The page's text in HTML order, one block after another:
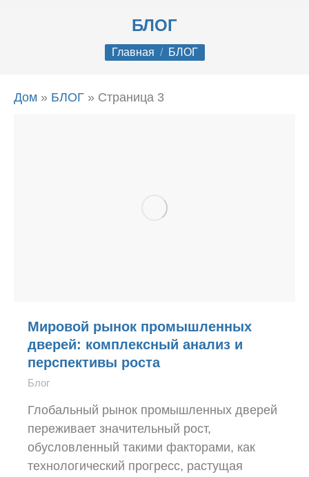
БЛОГ
Вы здесь:
Главная БЛОГ
Дом » БЛОГ » Страница 3
Мировой рынок промышленных
дверей: комплексный анализ и
перспективы роста
Блог
Глобальный рынок промышленных дверей
переживает значительный рост,
обусловленный такими факторами, как
технологический прогресс, растущая